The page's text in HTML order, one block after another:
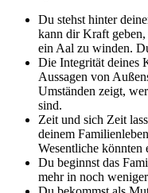
Du stehst hinter
kann dir Kraft geben,
ein Aal zu winden.
Die Integrität deines
Aussagen von
Umständen zeigt,
sind.
Zeit und sich Zeit
deinem
Wesentliche könnten
Du beginnst das
mehr in noch